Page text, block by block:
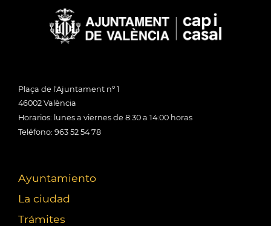
Plaça de l'Ajuntament nº 1
46002 València
Horarios: lunes a viernes de 8:30 a 14:00 horas
Teléfono: 963 52 54 78
Ayuntamiento
La ciudad
Trámites